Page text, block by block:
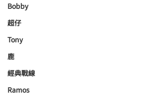
Bobby
超仔
Tony
鹿
經典戰線
Ramos